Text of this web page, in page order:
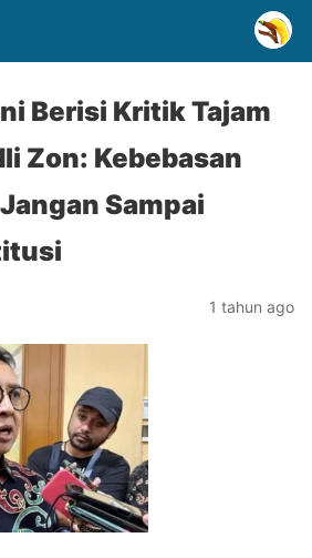
Berisi Kritik Tajam
Zon: Kebebasan
Sampai
1 tahun ago